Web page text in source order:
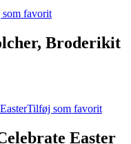
favorit
Broderikit
Tilføj som favorit
Easter